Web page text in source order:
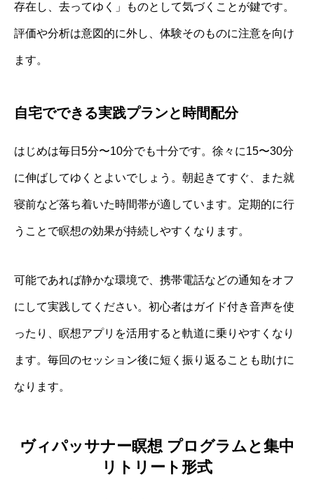
存在し、去ってゆく」ものとして気づくことが鍵です。
評価や分析は意図的に外し、体験そのものに注意を向け
ます。
自宅でできる実践プランと時間配分
はじめは毎日5分〜10分でも十分です。徐々に15〜30分
に伸ばしてゆくとよいでしょう。朝起きてすぐ、また就
寝前など落ち着いた時間帯が適しています。定期的に行
うことで瞑想の効果が持続しやすくなります。
可能であれば静かな環境で、携帯電話などの通知をオフ
にして実践してください。初心者はガイド付き音声を使
ったり、瞑想アプリを活用すると軌道に乗りやすくなり
ます。毎回のセッション後に短く振り返ることも助けに
なります。
ヴィパッサナー瞑想 プログラムと集中
リトリート形式